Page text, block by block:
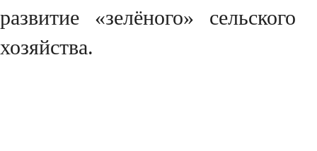
развитие «зелёного» сельского
хозяйства.